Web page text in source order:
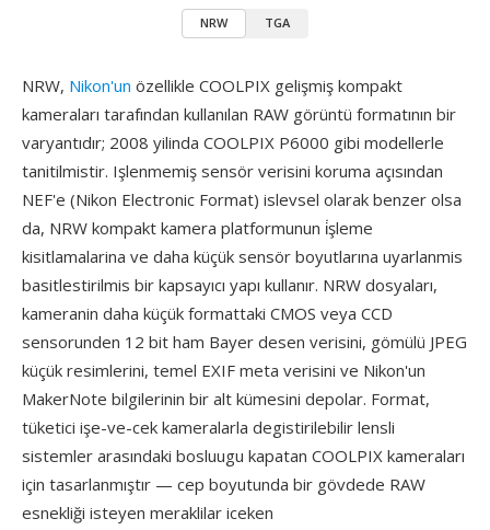
NRW TGA
NRW, Nikon'un özellikle COOLPIX gelişmiş kompakt
kameraları tarafından kullanılan RAW görüntü formatının bir
varyantıdır; 2008 yilinda COOLPIX P6000 gibi modellerle
tanitilmistir. Işlenmemiş sensör verisini koruma açısından
NEF'e (Nikon Electronic Format) islevsel olarak benzer olsa
da, NRW kompakt kamera platformunun i̇şleme
kisitlamalarina ve daha küçük sensör boyutlarına uyarlanmis
basitlestirilmis bir kapsayıcı yapı kullanır. NRW dosyaları,
kameranin daha küçük formattaki CMOS veya CCD
sensorunden 12 bit ham Bayer desen verisini, gömülü JPEG
küçük resimlerini, temel EXIF meta verisini ve Nikon'un
MakerNote bilgilerinin bir alt kümesini depolar. Format,
tüketici işe-ve-cek kameralarla degistirilebilir lensli
sistemler arasındaki bosluugu kapatan COOLPIX kameraları
için tasarlanmıştır — cep boyutunda bir gövdede RAW
esnekliği isteyen meraklilar iceken